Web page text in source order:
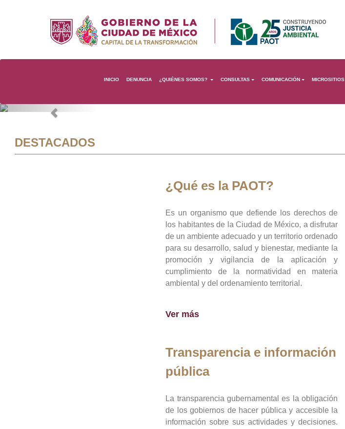
INICIO DENUNCIA ¿QUIÉNES SOMOS? CONSULTAS COMUNICACIÓN MICROSITIOS
Previous
DESTACADOS
¿Qué es la PAOT?
Es un organismo que defiende los derechos de
los habitantes de la Ciudad de México, a disfrutar
de un ambiente adecuado y un territorio ordenado
para su desarrollo, salud y bienestar, mediante la
promoción y vigilancia de la aplicación y
cumplimiento de la normatividad en materia
ambiental y del ordenamiento territorial.
Ver más
Transparencia e información
pública
La transparencia gubernamental es la obligación
de los gobiernos de hacer pública y accesible la
información sobre sus actividades y decisiones.